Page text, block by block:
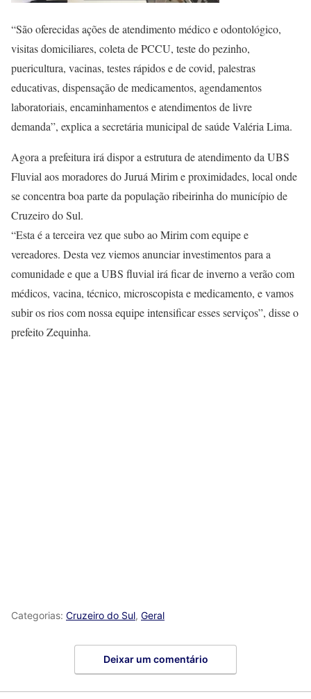
“São oferecidas ações de atendimento médico e odontológico,
visitas domiciliares, coleta de PCCU, teste do pezinho,
puericultura, vacinas, testes rápidos e de covid, palestras
educativas, dispensação de medicamentos, agendamentos
laboratoriais, encaminhamentos e atendimentos de livre
demanda”, explica a secretária municipal de saúde Valéria Lima.
Agora a prefeitura irá dispor a estrutura de atendimento da UBS
Fluvial aos moradores do Juruá Mirim e proximidades, local onde
se concentra boa parte da população ribeirinha do município de
Cruzeiro do Sul.
“Esta é a terceira vez que subo ao Mirim com equipe e
vereadores. Desta vez viemos anunciar investimentos para a
comunidade e que a UBS fluvial irá ficar de inverno a verão com
médicos, vacina, técnico, microscopista e medicamento, e vamos
subir os rios com nossa equipe intensificar esses serviços”, disse o
prefeito Zequinha.
Categorias: Cruzeiro do Sul, Geral
Deixar um comentário